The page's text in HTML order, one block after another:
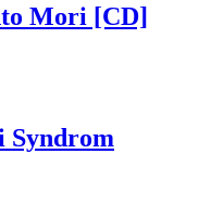
Mori [CD]
Syndrom